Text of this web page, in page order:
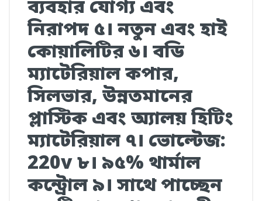
ব্যবহার যোগ্য এবং
নিরাপদ ৫। নতুন এবং হাই
কোয়ালিটির ৬। বডি
ম্যাটেরিয়াল কপার,
সিলভার, উন্নতমানের
প্লাস্টিক এবং অ্যালয় হিটিং
ম্যাটেরিয়াল ৭। ভোল্টেজ:
220v ৮। ৯৫% থার্মাল
কন্ট্রোল ৯। সাথে পাচ্ছেন